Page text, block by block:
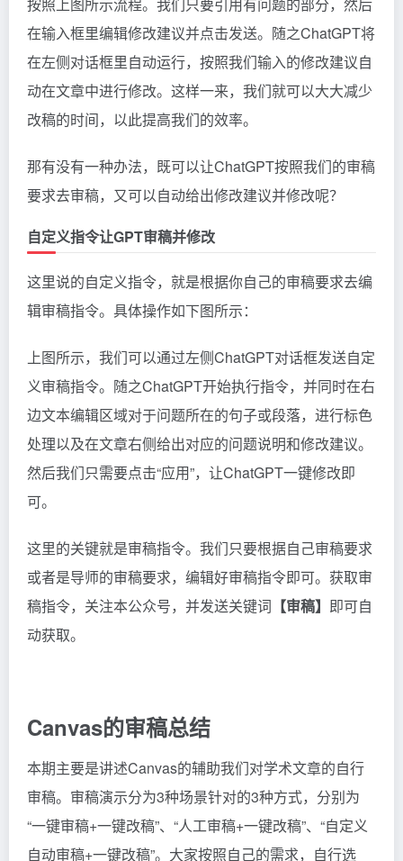
按照上图所示流程。我们只要引用有问题的部分，然后
在输入框里编辑修改建议并点击发送。随之ChatGPT将
在左侧对话框里自动运行，按照我们输入的修改建议自
动在文章中进行修改。这样一来，我们就可以大大减少
改稿的时间，以此提高我们的效率。
那有没有一种办法，既可以让ChatGPT按照我们的审稿
要求去审稿，又可以自动给出修改建议并修改呢？
自定义指令让GPT审稿并修改
这里说的自定义指令，就是根据你自己的审稿要求去编
辑审稿指令。具体操作如下图所示：
上图所示，我们可以通过左侧ChatGPT对话框发送自定
义审稿指令。随之ChatGPT开始执行指令，并同时在右
边文本编辑区域对于问题所在的句子或段落，进行标色
处理以及在文章右侧给出对应的问题说明和修改建议。
然后我们只需要点击“应用”，让ChatGPT一键修改即
可。
这里的关键就是审稿指令。我们只要根据自己审稿要求
或者是导师的审稿要求，编辑好审稿指令即可。获取审
稿指令，关注本公众号，并发送关键词 【审稿】 即可自
动获取。
Canvas的审稿总结
本期主要是讲述Canvas的辅助我们对学术文章的自行
审稿。审稿演示分为3种场景针对的3种方式，分别为
“一键审稿+一键改稿”、“人工审稿+一键改稿”、“自定义
自动审稿+一键改稿”。大家按照自己的需求，自行选